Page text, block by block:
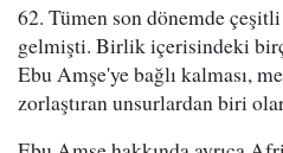
62. Tümen son dönemde
gelmişti. Birlik içerisindeki
Ebu Amşe'ye bağlı kalması,
zorlaştıran unsurlardan biri